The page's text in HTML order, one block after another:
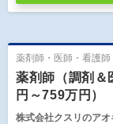
薬剤師・医師・看護師
薬剤師（調剤＆
円～759万円）
株式会社クスリのアオ